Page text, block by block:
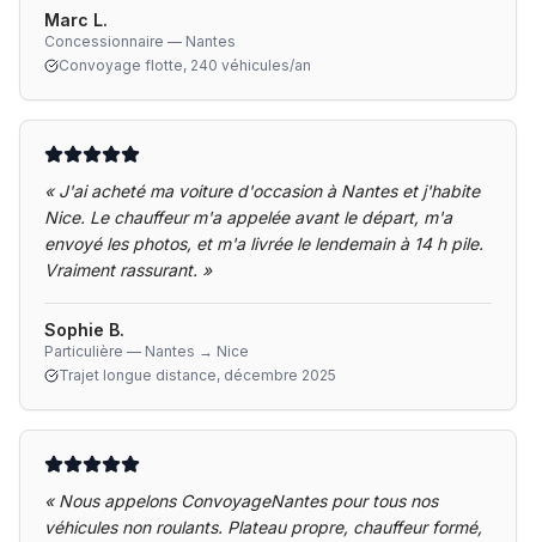
Marc L.
Concessionnaire — Nantes
Convoyage flotte, 240 véhicules/an
« J'ai acheté ma voiture d'occasion à Nantes et j'habite
Nice. Le chauffeur m'a appelée avant le départ, m'a
envoyé les photos, et m'a livrée le lendemain à 14 h pile.
Vraiment rassurant. »
Sophie B.
Particulière — Nantes → Nice
Trajet longue distance, décembre 2025
« Nous appelons ConvoyageNantes pour tous nos
véhicules non roulants. Plateau propre, chauffeur formé,